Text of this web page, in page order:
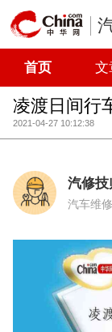
首页 文
凌渡日间行
2021-04-27 10:12:38
汽修技
汽车维